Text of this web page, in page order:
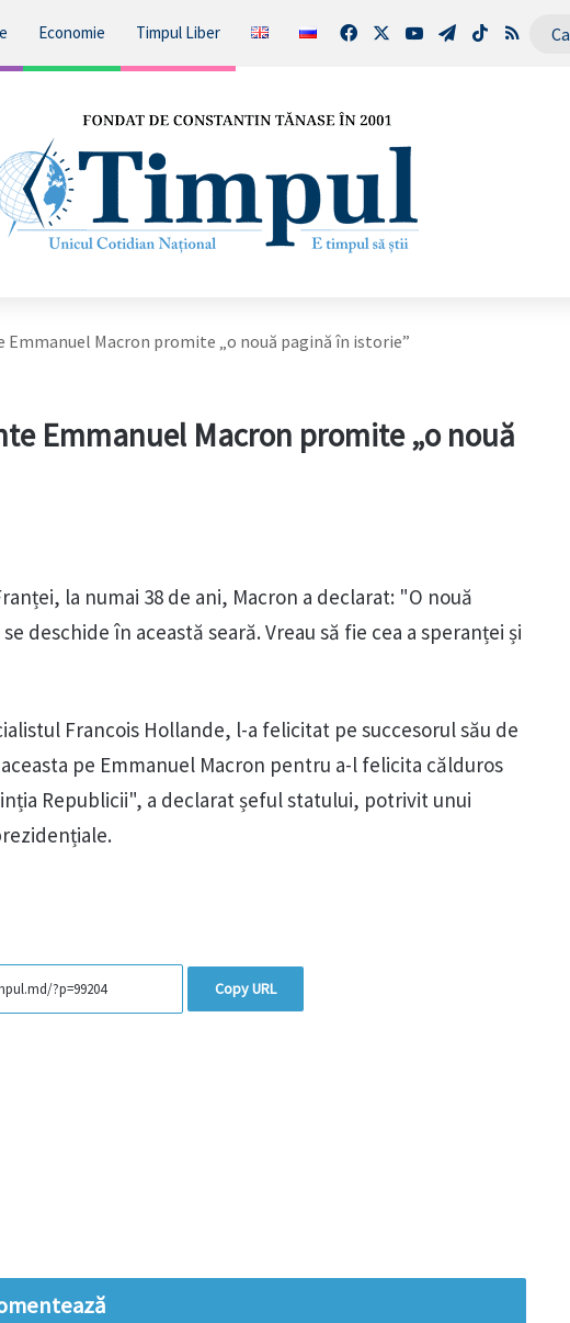
Economie Timpul Liber FacebookYouTubeTelegram
TikTokRSS
Macron promite „o nouă pagină în istorie”
Emmanuel Macron promite „o nouă
la numai 38 de ani, Macron a declarat: "O nouă
deschide în această seară. Vreau să fie cea a speranței și
Francois Hollande, l-a felicitat pe succesorul său de
pe Emmanuel Macron pentru a-l felicita călduros
Republicii", a declarat șeful statului, potrivit unui
Copy URL